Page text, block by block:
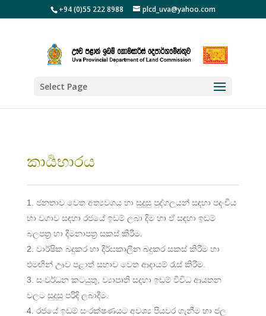
+94 (0)55 222 8988 plcd_uva@yahoo.com
Select Page
කාර්‍යභාරය
ජනතාව වෙත අත්‍යවශය හා සුදුසු පුද්ගලයන් සඳහා පදංචිය
හා වගාව සඳහා රජයේ ඉඩම් ලබා දිම හා ඒ සඳහා ඉඩම්
බලපත්‍ර හා දීමනාපත්‍ර සකස් කිරීම.
වාර්ෂික බදුකර හා දීර්ඝකාලීන බදුකර සකස් කිරීම හා
එමඟින් ඌව පළාත් සභාව වෙත ආදායම් රැස් කිරීම.
සංවර්ධන කටයුතු, ව්‍යාපෘති සදහා ඉඩම් විවිධ ආයතන
වලට සුදුසු පරිදි ලබාදීම.
රජයේ ඉඩම් සංරක්ෂණයට අවශ්‍ය පියවර ගැනීම හා ජල